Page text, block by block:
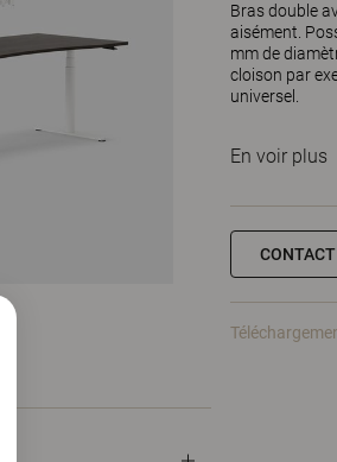
Bras double
aisément.
mm de
cloison par
universel.
En voir plus
CONTACT